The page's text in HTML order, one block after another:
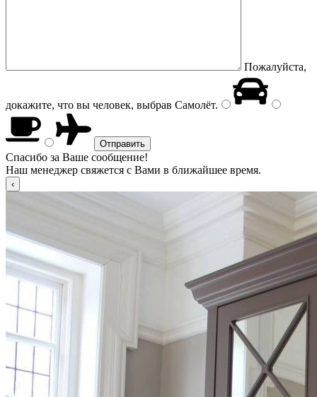
Пожалуйста,
докажите, что вы человек, выбрав Самолёт.
Спасибо за Ваше сообщение!
Наш менеджер свяжется с Вами в ближайшее время.